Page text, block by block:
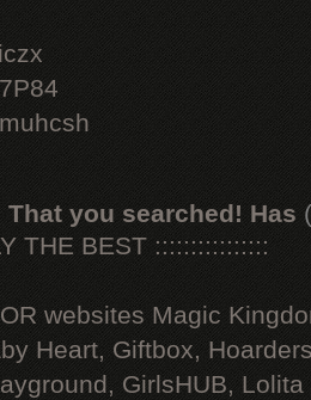
That you searched! Has
THE BEST ::::::::::::::::
websites Magic
Heart, Giftbox,
GirlsHUB, Lolita